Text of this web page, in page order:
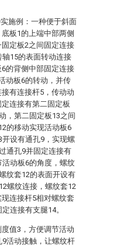
施例：一种便于斜面
板1的上端中部两侧
定板2之间固定连接
15的表面转动连接
的背侧中部固定连接
动板6的转动，并传
有连接杆5，传动动
连接有第二固定板
，第二固定板13之间
的移动实现活动板6
设有通孔9，实现螺
通孔9并固定连接有
动板6的角度，螺纹
纹套12的表面开设有
螺纹连接，螺纹套12
连接杆5相对螺纹套
连接有支腿14。
值3，方便调节活动
活动接触，让螺纹杆